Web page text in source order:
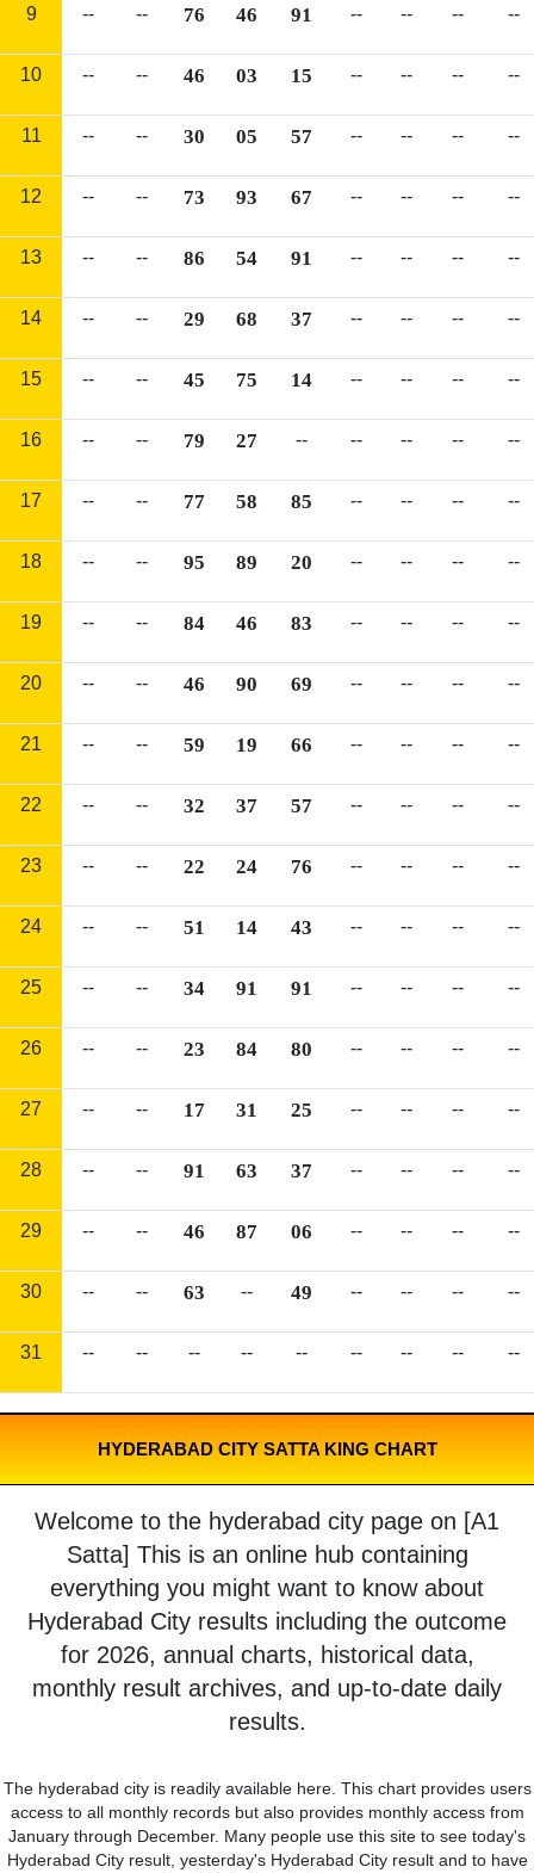
9 -- -- 76 46 91 -- -- -- --
10 -- -- 46 03 15 -- -- -- --
11 -- -- 30 05 57 -- -- -- --
12 -- -- 73 93 67 -- -- -- --
13 -- -- 86 54 91 -- -- -- --
14 -- -- 29 68 37 -- -- -- --
15 -- -- 45 75 14 -- -- -- --
16 -- -- 79 27 -- -- -- -- --
17 -- -- 77 58 85 -- -- -- --
18 -- -- 95 89 20 -- -- -- --
19 -- -- 84 46 83 -- -- -- --
20 -- -- 46 90 69 -- -- -- --
21 -- -- 59 19 66 -- -- -- --
22 -- -- 32 37 57 -- -- -- --
23 -- -- 22 24 76 -- -- -- --
24 -- -- 51 14 43 -- -- -- --
25 -- -- 34 91 91 -- -- -- --
26 -- -- 23 84 80 -- -- -- --
27 -- -- 17 31 25 -- -- -- --
28 -- -- 91 63 37 -- -- -- --
29 -- -- 46 87 06 -- -- -- --
30 -- -- 63 -- 49 -- -- -- --
31 -- -- -- -- -- -- -- -- --
HYDERABAD CITY SATTA KING CHART
Welcome to the hyderabad city page on [A1
Satta] This is an online hub containing
everything you might want to know about
Hyderabad City results including the outcome
for 2026, annual charts, historical data,
monthly result archives, and up-to-date daily
results.
The hyderabad city is readily available here. This chart provides users
access to all monthly records but also provides monthly access from
January through December. Many people use this site to see today's
Hyderabad City result, yesterday's Hyderabad City result and to have